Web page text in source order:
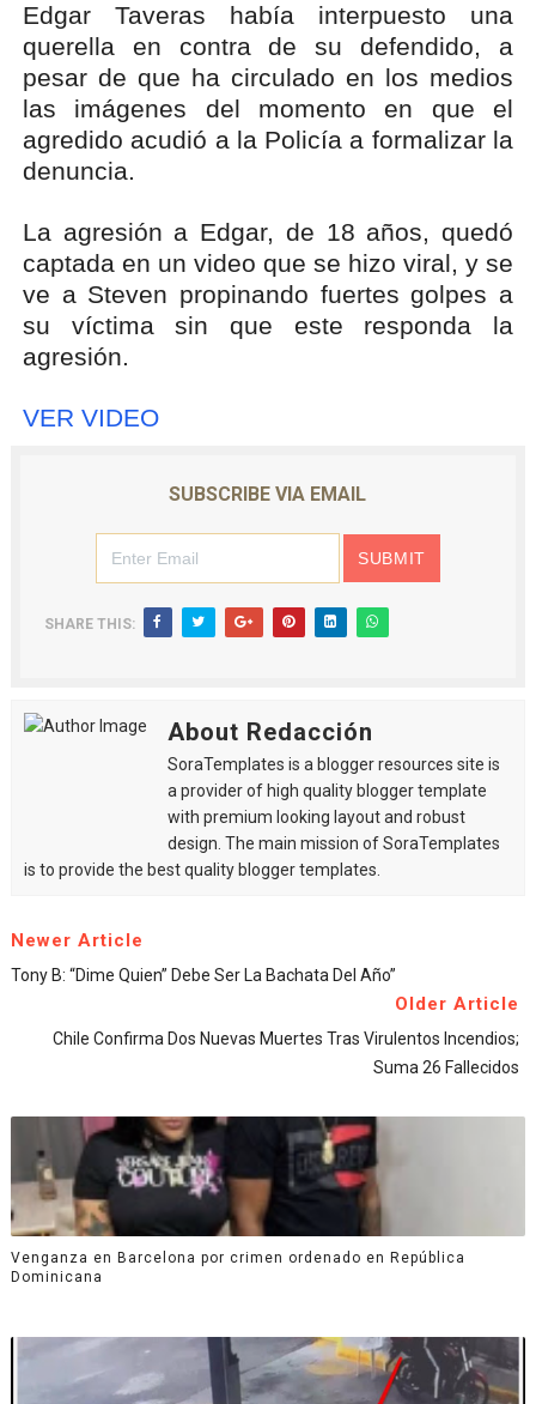
Edgar Taveras había interpuesto una
querella en contra de su defendido, a
pesar de que ha circulado en los medios
las imágenes del momento en que el
agredido acudió a la Policía a formalizar la
denuncia.
La agresión a Edgar, de 18 años, quedó
captada en un video que se hizo viral, y se
ve a Steven propinando fuertes golpes a
su víctima sin que este responda la
agresión.
VER VIDEO
SUBSCRIBE VIA EMAIL
SHARE THIS:
About Redacción
SoraTemplates is a blogger resources site is
a provider of high quality blogger template
with premium looking layout and robust
design. The main mission of SoraTemplates
is to provide the best quality blogger templates.
Newer Article
Tony B: “Dime Quien” Debe Ser La Bachata Del Año”
Older Article
Chile Confirma Dos Nuevas Muertes Tras Virulentos Incendios;
Suma 26 Fallecidos
Venganza en Barcelona por crimen ordenado en República
Dominicana